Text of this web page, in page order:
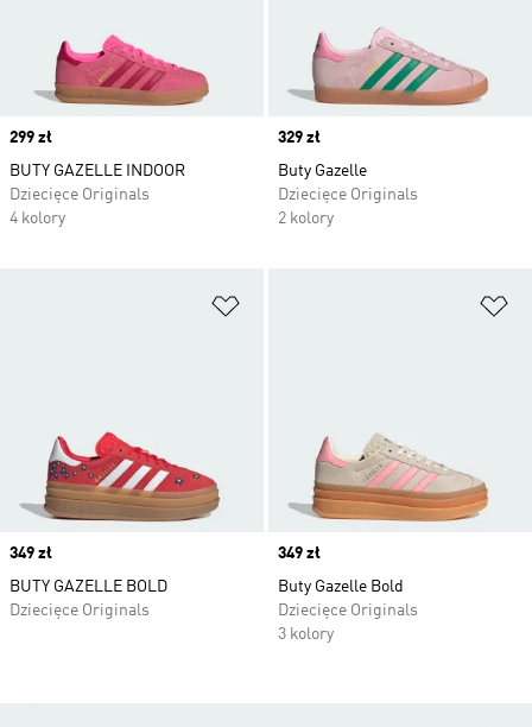
Price
299 zł
BUTY GAZELLE INDOOR
Dziecięce Originals
4 kolory
Price
329 zł
Buty Gazelle
Dziecięce Originals
2 kolory
Price
349 zł
BUTY GAZELLE BOLD
Dziecięce Originals
Price
349 zł
Buty Gazelle Bold
Dziecięce Originals
3 kolory